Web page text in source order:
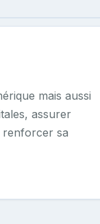
mais aussi
assurer
renforcer sa